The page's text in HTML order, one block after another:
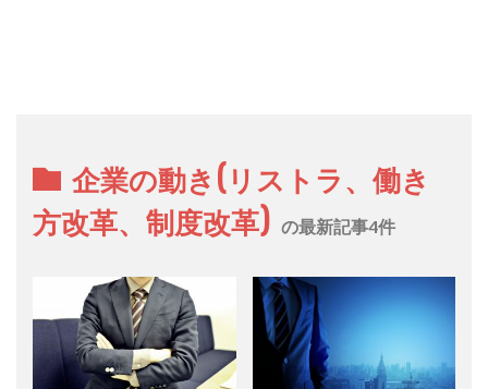
企業の動き(リストラ、働き
方改革、制度改革) の最新記事4件